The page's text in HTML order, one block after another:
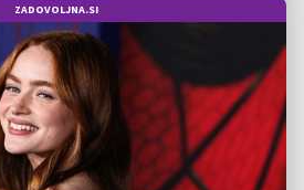
ZADOVOLJNA.SI